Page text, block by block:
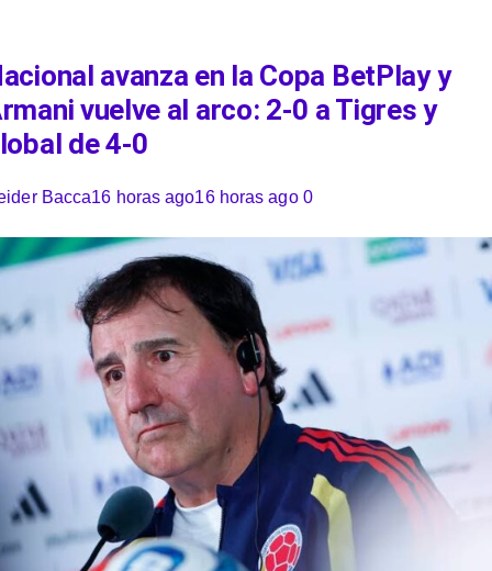
avanza en la Copa BetPlay y
vuelve al arco: 2-0 a Tigres y
de 4-0
Bacca16 horas ago16 horas ago 0